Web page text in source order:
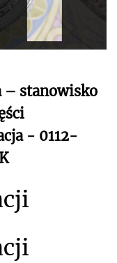
– stanowisko
- 0112-